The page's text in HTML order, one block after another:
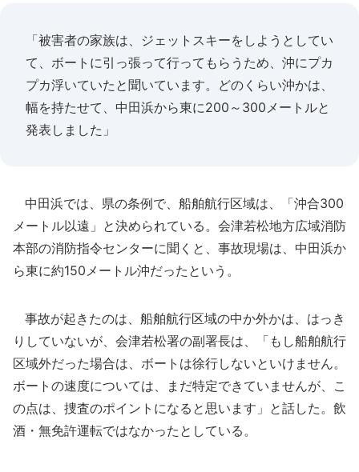
「被害者の家族は、ジェットスキーをしようとしてい
て、ボートに引っ張って行ってもらうため、沖にプカ
プカ浮いていたと聞いています。どのくらい沖かは、
幅を持たせて、中田浜から東に200～300メートルと
発表しました」
中田浜では、県の条例で、船舶航行区域は、「沖合300
メートル以遠」と決められている。会津若松地方広域消防
本部の消防指令センターに聞くと、事故現場は、中田浜か
ら東に約150メートル沖だったという。
事故が起きたのは、船舶航行区域の中か外かは、はっき
りしていないが、会津若松署の副署長は、「もし船舶航行
区域外だった場合は、ボートは徐行しないといけません。
ボートの速度については、まだ特定できていませんが、こ
の点は、捜査のポイントになると思います」と話した。飲
酒・無免許運転ではなかったとしている。